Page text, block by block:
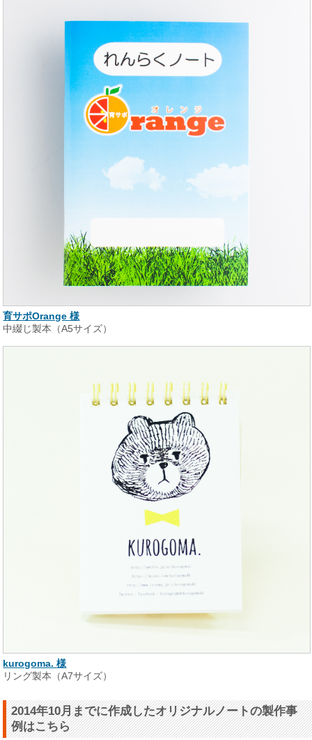
育サポOrange 様
中綴じ製本（A5サイズ）
kurogoma. 様
リング製本（A7サイズ）
2014年10月までに作成したオリジナルノートの製作事
例はこちら